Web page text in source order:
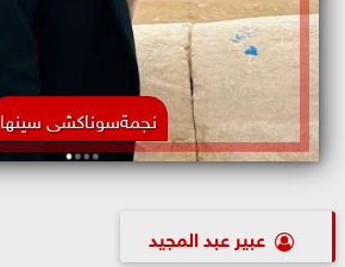
نجمةسوناكشى سينها
عبير عبد المجيد